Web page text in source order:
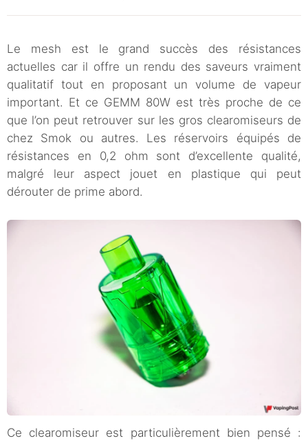
Le mesh est le grand succès des résistances
actuelles car il offre un rendu des saveurs vraiment
qualitatif tout en proposant un volume de vapeur
important. Et ce GEMM 80W est très proche de ce
que l’on peut retrouver sur les gros clearomiseurs de
chez Smok ou autres. Les réservoirs équipés de
résistances en 0,2 ohm sont d’excellente qualité,
malgré leur aspect jouet en plastique qui peut
dérouter de prime abord.
Ce clearomiseur est particulièrement bien pensé :